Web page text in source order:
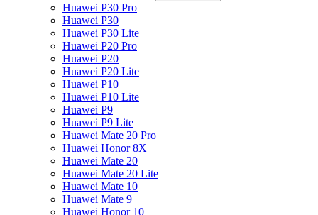
Huawei P30 Pro
Huawei P30
Huawei P30 Lite
Huawei P20 Pro
Huawei P20
Huawei P20 Lite
Huawei P10
Huawei P10 Lite
Huawei P9
Huawei P9 Lite
Huawei Mate 20 Pro
Huawei Honor 8X
Huawei Mate 20
Huawei Mate 20 Lite
Huawei Mate 10
Huawei Mate 9
Huawei Honor 10